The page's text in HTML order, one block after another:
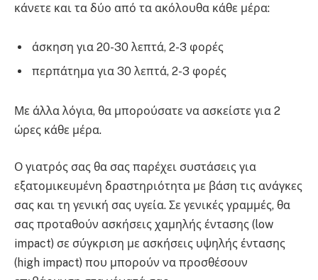
κάνετε και τα δύο από τα ακόλουθα κάθε μέρα:
άσκηση για 20-30 λεπτά, 2-3 φορές
περπάτημα για 30 λεπτά, 2-3 φορές
Με άλλα λόγια, θα μπορούσατε να ασκείστε για 2
ώρες κάθε μέρα.
Ο γιατρός σας θα σας παρέχει συστάσεις για
εξατομικευμένη δραστηριότητα με βάση τις ανάγκες
σας και τη γενική σας υγεία. Σε γενικές γραμμές, θα
σας προταθούν ασκήσεις χαμηλής έντασης (low
impact) σε σύγκριση με ασκήσεις υψηλής έντασης
(high impact) που μπορούν να προσθέσουν